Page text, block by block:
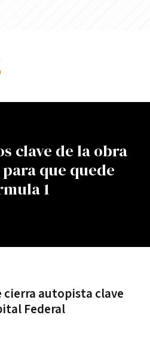
clave de la obra
que quede
1
cierra autopista clave
Federal